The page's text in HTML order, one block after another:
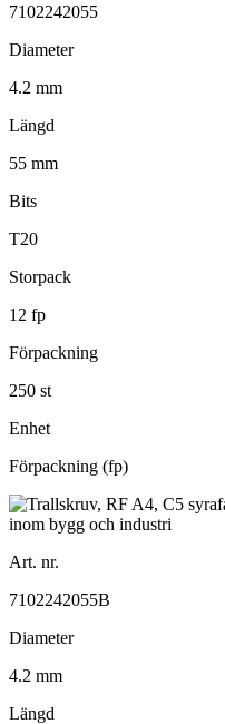
7102242055
Diameter
4.2 mm
Längd
55 mm
Bits
T20
Storpack
12 fp
Förpackning
250 st
Enhet
Förpackning (fp)
Art. nr.
7102242055B
Diameter
4.2 mm
Längd